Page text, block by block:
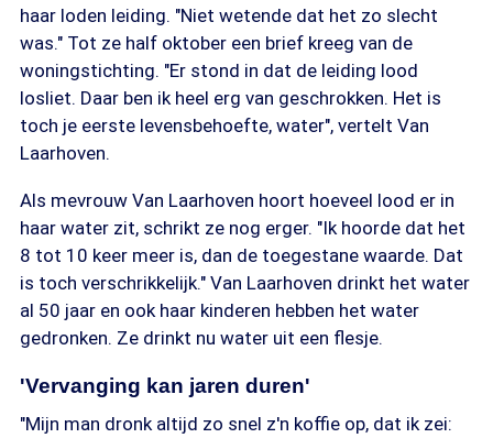
haar loden leiding. "Niet wetende dat het zo slecht
was." Tot ze half oktober een brief kreeg van de
woningstichting. "Er stond in dat de leiding lood
losliet. Daar ben ik heel erg van geschrokken. Het is
toch je eerste levensbehoefte, water", vertelt Van
Laarhoven.
Als mevrouw Van Laarhoven hoort hoeveel lood er in
haar water zit, schrikt ze nog erger. "Ik hoorde dat het
8 tot 10 keer meer is, dan de toegestane waarde. Dat
is toch verschrikkelijk." Van Laarhoven drinkt het water
al 50 jaar en ook haar kinderen hebben het water
gedronken. Ze drinkt nu water uit een flesje.
'Vervanging kan jaren duren'
"Mijn man dronk altijd zo snel z'n koffie op, dat ik zei: